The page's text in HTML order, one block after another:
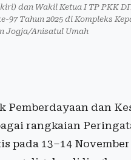
dan Wakil Ketua I TP PKK
Tahun 2025 di Kompleks
Jogja/Anisatul Umah
Pemberdayaan dan
rangkaian
pada 13–14